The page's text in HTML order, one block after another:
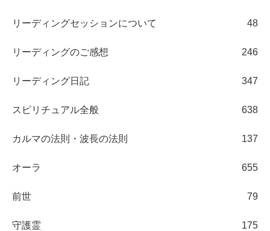
リーディングセッションについて 48
リーディングのご感想 246
リーディング日記 347
スピリチュアル全般 638
カルマの法則・波長の法則 137
オーラ 655
前世 79
守護霊 175